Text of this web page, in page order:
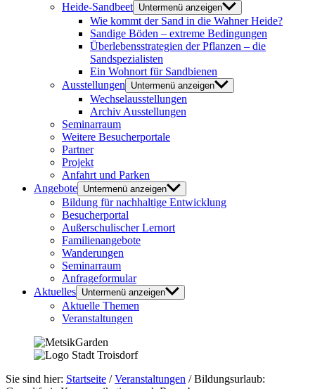
Heide-Sandbeet Untermenü anzeigen
Wie kommt der Sand in die Wahner Heide?
Sandige Böden – extreme Bedingungen
Überlebensstrategien der Pflanzen – die
Sandspezialisten
Ein Wohnort für Sandbienen
Ausstellungen
Untermenü anzeigen
Wechselausstellungen
Archiv Ausstellungen
Seminarraum
Weitere Besucherportale
Partner
Projekt
Anfahrt und Parken
Angebote Untermenü anzeigen
Bildung für nachhaltige Entwicklung
Besucherportal
Außerschulischer Lernort
Familienangebote
Wanderungen
Seminarraum
Anfrageformular
Aktuelles Untermenü anzeigen
Aktuelle Themen
Veranstaltungen
Sie sind hier: Startseite /Veranstaltungen /Bildungsurlaub: